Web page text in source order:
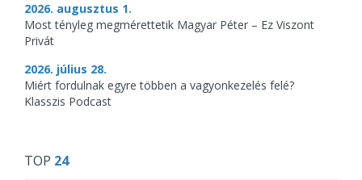
2026. augusztus 1.
Most tényleg megmérettetik Magyar Péter – Ez Viszont
Privát
2026. július 28.
Miért fordulnak egyre többen a vagyonkezelés felé?
Klasszis Podcast
TOP 24